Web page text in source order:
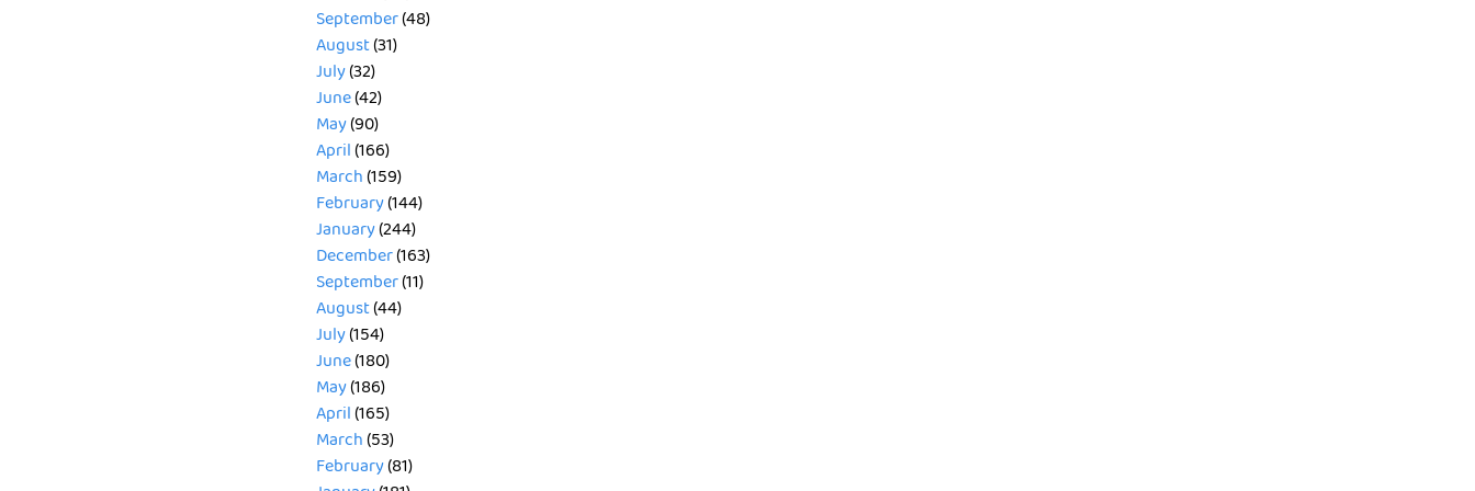
September(48)
August(31)
July(32)
June(42)
May(90)
April(166)
March(159)
February(144)
January(244)
December(163)
September(11)
August(44)
July(154)
June(180)
May(186)
April(165)
March(53)
February(81)